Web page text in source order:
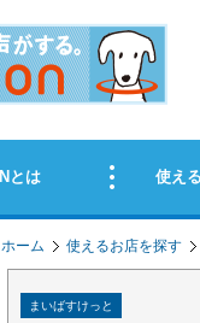
ホーム 使えるお店を探す
まいばすけっと